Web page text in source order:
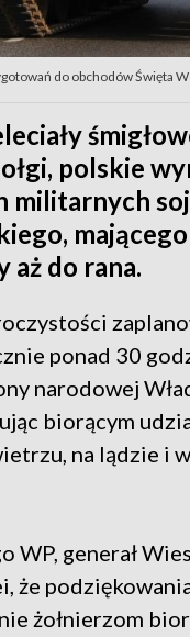
do obchodów Święta
polskie
militarnych
aż do rana.
ponad 30
narodowej
biorącym
na lądzie i
WP, generał
że
żołnierzom